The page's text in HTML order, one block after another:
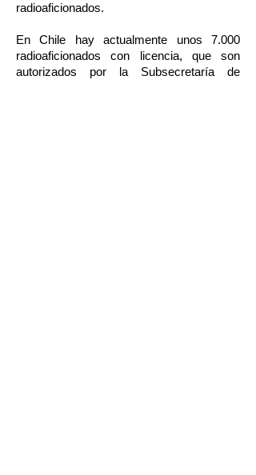
radioaficionados.
En Chile hay actualmente unos 7.000
radioaficionados con licencia, que son
autorizados por la Subsecretaría de